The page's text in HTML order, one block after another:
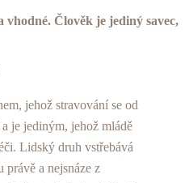
Člověk je jediný savec,
jehož stravování se od
je jediným, jehož mládě
Lidský druh vstřebává
právě a nejsnáze z